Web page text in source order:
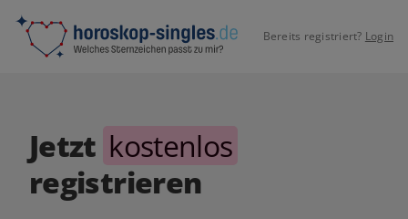
Bereits registriert? Login
Jetzt kostenlos
registrieren